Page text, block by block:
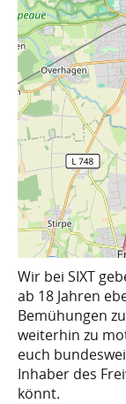
Wir bei SIXT
ab 18 Jahren
Bemühungen
weiterhin zu
euch
Inhaber des
könnt.